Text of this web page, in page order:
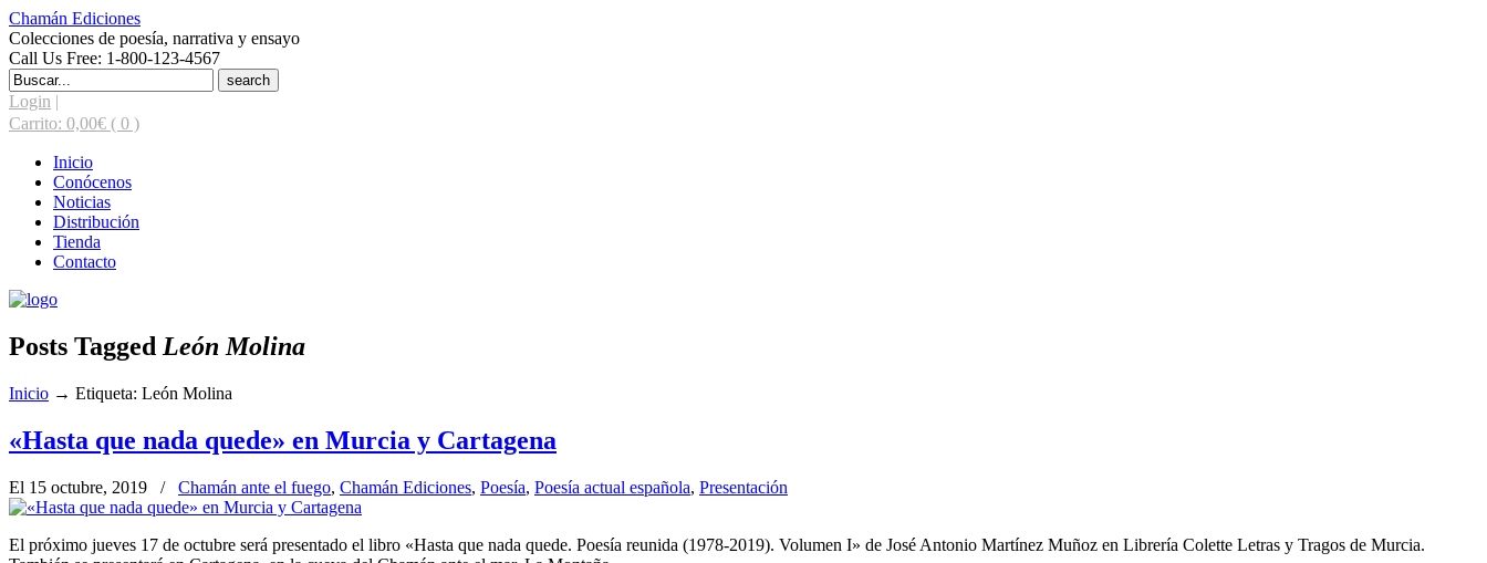
Chamán Ediciones
Colecciones de poesía, narrativa y ensayo
Call Us Free: 1-800-123-4567
Search
for:
Login |
Carrito: 0,00€ ( 0 )
Inicio
Conócenos
Noticias
Distribución
Tienda
Contacto
Posts Tagged León Molina
Inicio → Etiqueta: León Molina
«Hasta que nada quede» en Murcia y Cartagena
El 15 octubre, 2019 / Chamán ante el fuego, Chamán Ediciones, Poesía, Poesía actual española, Presentación
El próximo jueves 17 de octubre será presentado el libro «Hasta que nada quede. Poesía reunida (1978-2019). Volumen I» de José Antonio Martínez Muñoz en Librería Colette Letras y Tragos de Murcia.